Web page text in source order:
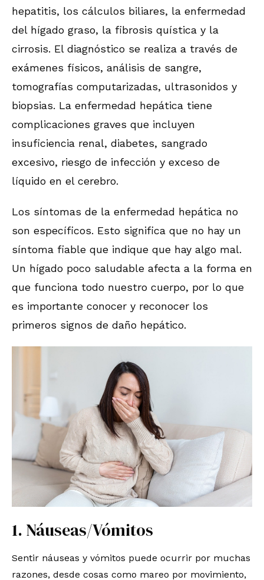
hepatitis, los cálculos biliares, la enfermedad
del hígado graso, la fibrosis quística y la
cirrosis. El diagnóstico se realiza a través de
exámenes físicos, análisis de sangre,
tomografías computarizadas, ultrasonidos y
biopsias. La enfermedad hepática tiene
complicaciones graves que incluyen
insuficiencia renal, diabetes, sangrado
excesivo, riesgo de infección y exceso de
líquido en el cerebro.
Los síntomas de la enfermedad hepática no
son específicos. Esto significa que no hay un
síntoma fiable que indique que hay algo mal.
Un hígado poco saludable afecta a la forma en
que funciona todo nuestro cuerpo, por lo que
es importante conocer y reconocer los
primeros signos de daño hepático.
1. Náuseas/Vómitos
Sentir náuseas y vómitos puede ocurrir por muchas
razones, desde cosas como mareo por movimiento,